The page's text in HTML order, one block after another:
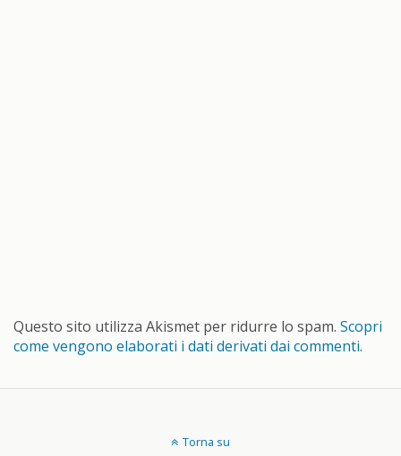
Questo sito utilizza Akismet per ridurre lo spam. Scopri
come vengono elaborati i dati derivati dai commenti.
Torna su